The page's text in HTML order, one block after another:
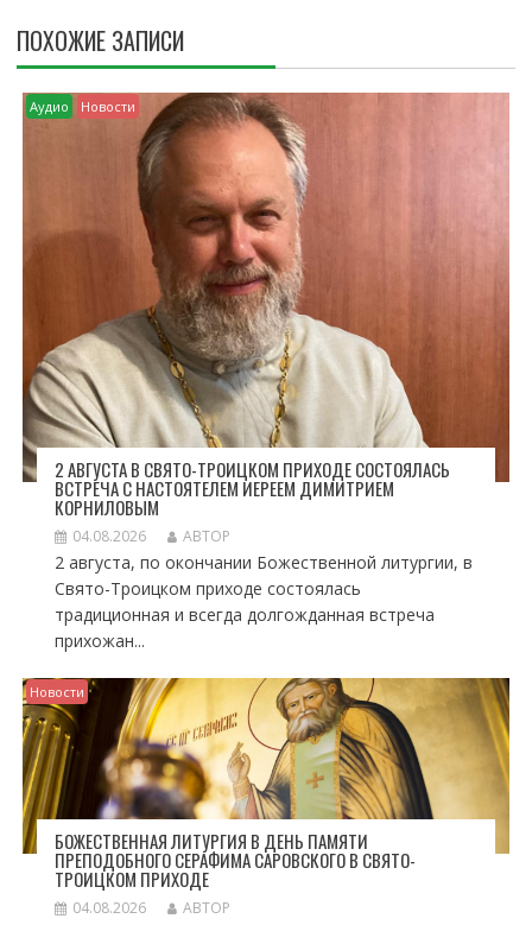
И
Я
П
О
З
Я
ПОХОЖИЕ ЗАПИСИ
Аудио Новости
2 АВГУСТА В СВЯТО-ТРОИЦКОМ ПРИХОДЕ СОСТОЯЛАСЬ
ВСТРЕЧА С НАСТОЯТЕЛЕМ ИЕРЕЕМ ДИМИТРИЕМ
КОРНИЛОВЫМ
04.08.2026 АВТОР
2 августа, по окончании Божественной литургии, в
Свято-Троицком приходе состоялась
традиционная и всегда долгожданная встреча
прихожан...
Новости
БОЖЕСТВЕННАЯ ЛИТУРГИЯ В ДЕНЬ ПАМЯТИ
ПРЕПОДОБНОГО СЕРАФИМА САРОВСКОГО В СВЯТО-
ТРОИЦКОМ ПРИХОДЕ
04.08.2026 АВТОР